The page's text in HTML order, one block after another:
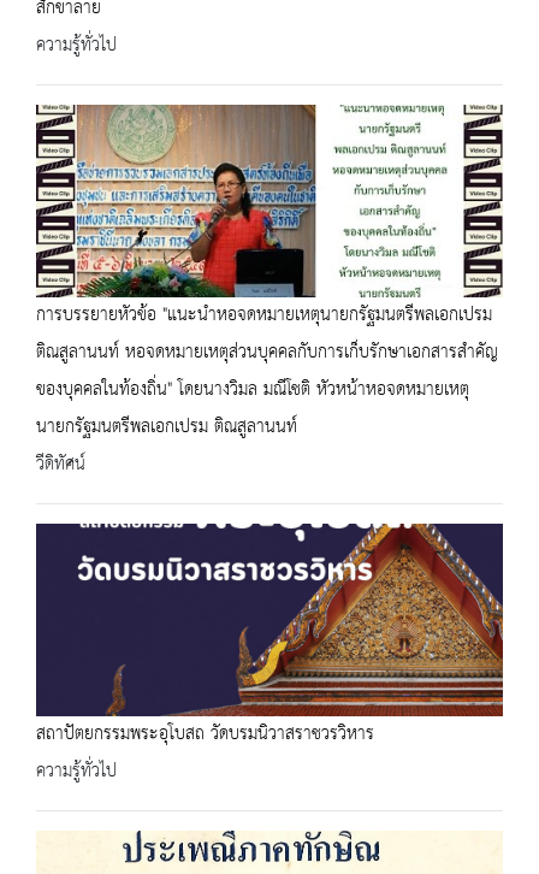
สักขาลาย
ความรู้ทั่วไป
การบรรยายหัวข้อ "แนะนำหอจดหมายเหตุนายกรัฐมนตรีพลเอกเปรม
ติณสูลานนท์ หอจดหมายเหตุส่วนบุคคลกับการเก็บรักษาเอกสารสำคัญ
ของบุคคลในท้องถิ่น" โดยนางวิมล มณีโชติ หัวหน้าหอจดหมายเหตุ
นายกรัฐมนตรีพลเอกเปรม ติณสูลานนท์
วีดิทัศน์
สถาปัตยกรรมพระอุโบสถ วัดบรมนิวาสราชวรวิหาร
ความรู้ทั่วไป